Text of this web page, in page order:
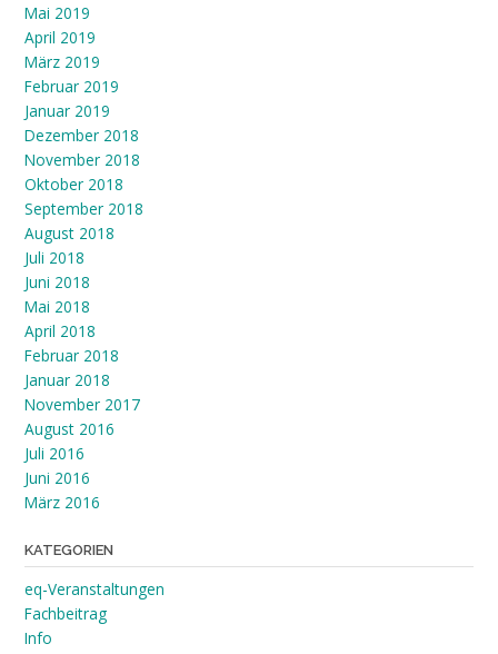
Mai 2019
April 2019
März 2019
Februar 2019
Januar 2019
Dezember 2018
November 2018
Oktober 2018
September 2018
August 2018
Juli 2018
Juni 2018
Mai 2018
April 2018
Februar 2018
Januar 2018
November 2017
August 2016
Juli 2016
Juni 2016
März 2016
KATEGORIEN
eq-Veranstaltungen
Fachbeitrag
Info